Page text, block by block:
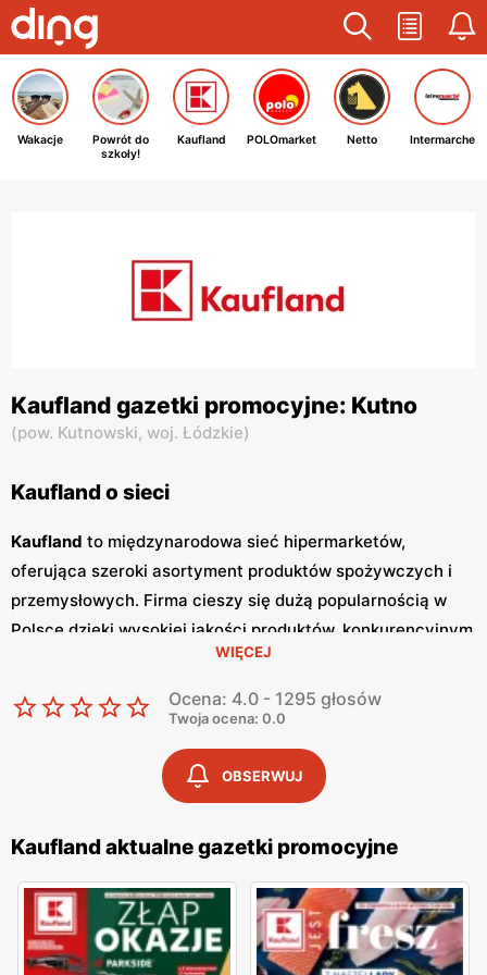
Wakacje
Powrót do
szkoły!
Kaufland POLOmarket Netto Intermarche
Kaufland gazetki promocyjne: Kutno
(pow. Kutnowski, woj. Łódzkie)
Kaufland o sieci
Kaufland to międzynarodowa sieć hipermarketów,
oferująca szeroki asortyment produktów spożywczych i
przemysłowych. Firma cieszy się dużą popularnością w
Polsce dzięki wysokiej jakości produktów, konkurencyjnym
oraz częstympromocjom
bogaty wybór produktów, w tym świeże owoce i warzywa,
pieczywo, nabiał, mięso oraz artykuły codziennego użytku.
Jednym z kluczowych elementów strategii marketingowej
są regularnie wydawanegazetki promocyjne
te prezentują najnowszepromocje
oferty oraz sezonowe wyprzedaże, dzięki czemu klienci
mogą planować swoje zakupy i korzystać z wyjątkowych
okazji cenowych. Publikacje te są dostępne zarówno w
formie papierowej w sklepach, jak i online, co umożliwia
łatwy dostęp do aktualnych ofert. SklepyKaufland
WIĘCEJ
Ocena: 4.0 - 1295 głosów
Twoja ocena: 0.0
OBSERWUJ
Kaufland aktualne gazetki promocyjne